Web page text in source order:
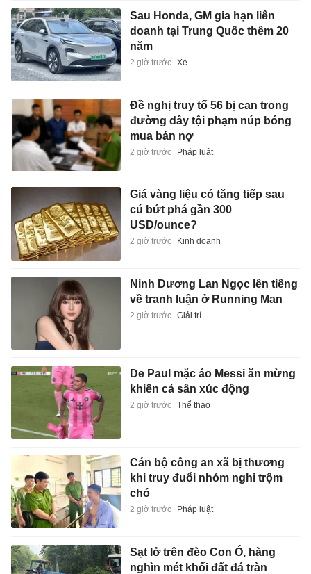
Sau Honda, GM gia hạn liên
doanh tại Trung Quốc thêm 20
năm
2 giờ trước Xe
Đề nghị truy tố 56 bị can trong
đường dây tội phạm núp bóng
mua bán nợ
2 giờ trước Pháp luật
Giá vàng liệu có tăng tiếp sau
cú bứt phá gần 300
USD/ounce?
2 giờ trước Kinh doanh
Ninh Dương Lan Ngọc lên tiếng
về tranh luận ở Running Man
2 giờ trước Giải trí
De Paul mặc áo Messi ăn mừng
khiến cả sân xúc động
2 giờ trước Thể thao
Cán bộ công an xã bị thương
khi truy đuổi nhóm nghi trộm
chó
2 giờ trước Pháp luật
Sạt lở trên đèo Con Ó, hàng
nghìn mét khối đất đá tràn